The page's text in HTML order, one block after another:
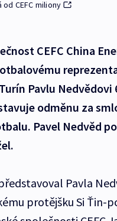
CEFC miliony
CEFC China
Pavlu
odměnu za
Pavel Nedvěd
Pavla
protějšku Si Ťin-